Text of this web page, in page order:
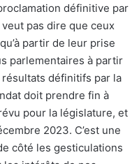
définitive par
pas dire que ceux
partir de leur prise
parlementaires à partir
définitifs par la
doit prendre fin à
pour la législature, et
2023. C’est une
côté les gesticulations